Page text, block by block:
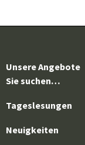
Unsere Angebote
Sie suchen…
Tageslesungen
Neuigkeiten